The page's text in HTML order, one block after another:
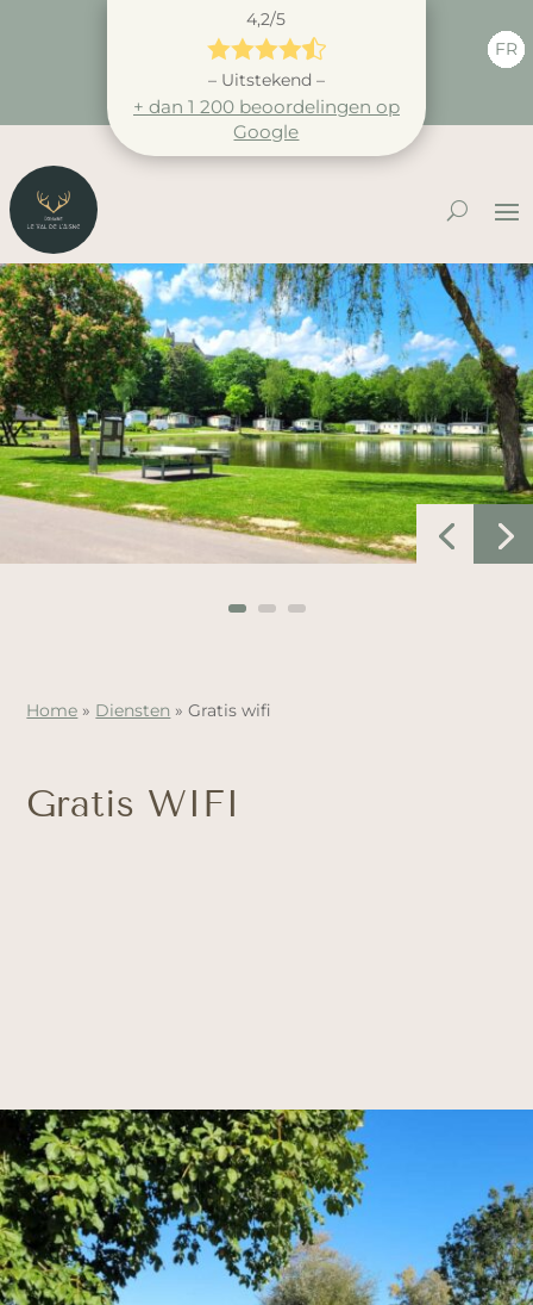
4,2/5

– Uitstekend –
+ dan 1 200 beoordelingen op
Google
FR
Home » Diensten »Gratis wifi
Gratis WIFI